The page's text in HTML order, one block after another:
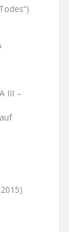
III –